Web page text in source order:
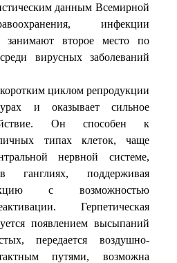
данным Всемирной
инфекции
занимают второе место по
вирусных заболеваний
циклом репродукции
и оказывает сильное
Он способен к
типах клеток, чаще
нервной системе,
ганглиях, поддерживая
с возможностью
Герпетическая
появлением высыпаний
передается воздушно-
путями, возможна